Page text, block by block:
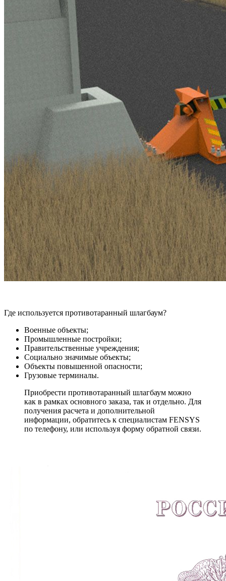
Где используется противотаранный шлагбаум?
Военные объекты;
Промышленные постройки;
Правительственные учреждения;
Социально значимые объекты;
Объекты повышенной опасности;
Грузовые терминалы.
Приобрести противотаранный шлагбаум можно
как в рамках основного заказа, так и отдельно. Для
получения расчета и дополнительной
информации, обратитесь к специалистам FENSYS
по телефону, или используя форму обратной связи.